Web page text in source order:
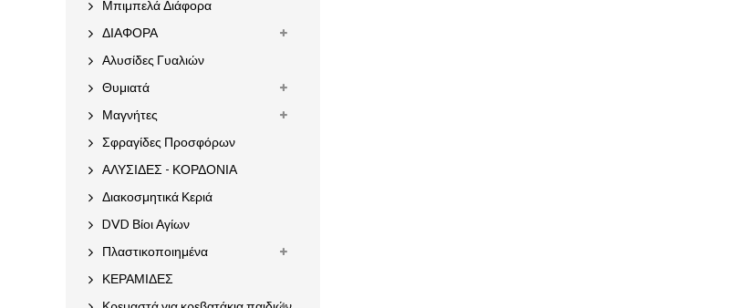
Μπιμπελά Διάφορα
ΔΙΑΦΟΡΑ
Αλυσίδες Γυαλιών
Θυμιατά
Μαγνήτες
Σφραγίδες Προσφόρων
ΑΛΥΣΙΔΕΣ - ΚΟΡΔΟΝΙΑ
Διακοσμητικά Κεριά
DVD Βίοι Αγίων
Πλαστικοποιημένα
ΚΕΡΑΜΙΔΕΣ